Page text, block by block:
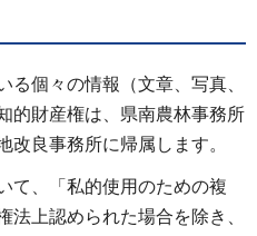
る個々の情報（文章、写真、
的財産権は、県南農林事務所
改良事務所に帰属します。
て、「私的使用のための複
法上認められた場合を除き、